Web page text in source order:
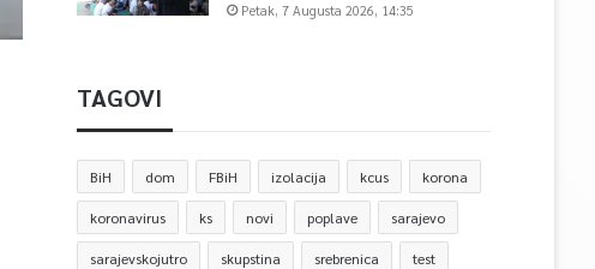
Petak, 7 Augusta 2026, 14:35
TAGOVI
BiH dom FBiH izolacija kcus korona
koronavirus ks novi poplave sarajevo
sarajevskojutro skupstina srebrenica test